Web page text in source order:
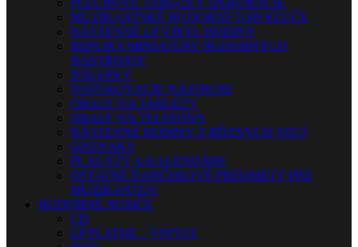
PLECHOVÉ TABUĽKY, DEKORÁCIE
MUZIKANTSKÉ HUDOBNÉ USB KĽÚČE
NÁSTENNÉ LP VINYL HODINY
REPLIKY-MINIATÚRY HUDOBNÝCH
NÁSTROJOV
NÁLEPKY
NAFUKOVACIE NÁSTROJE
OBALY NA TABLETY
OBALY NA TELEFÓNY
NÁSTENNÉ HODINY Z RÔZNYCH VECÍ
ODZNAKY
PLAGÁTY A KALENDÁRE
OSTATNÉ DARČEKOVÉ PREDMETY PRE
MUZIKANTOV
HUDOBNÉ NOSIČE
CD
LP PLATNE – VINYLY